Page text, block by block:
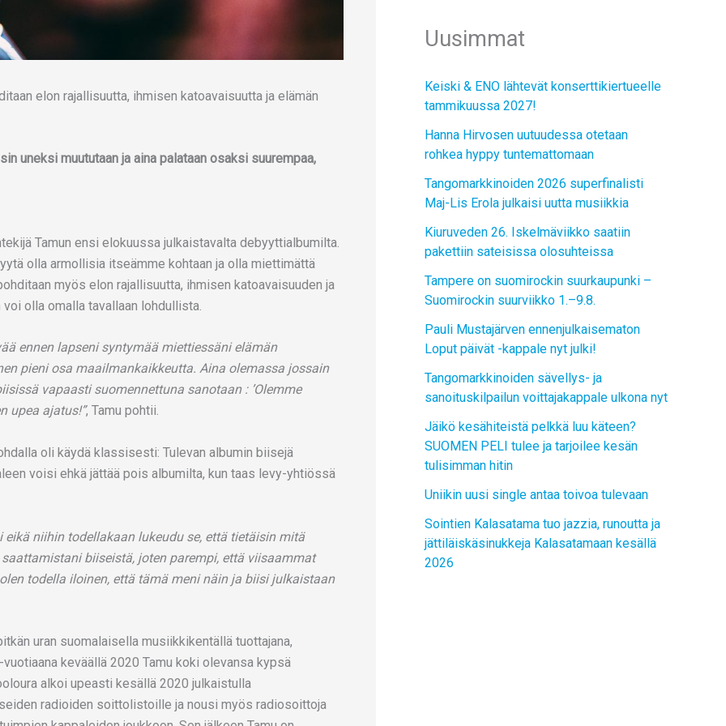
uneksi muututaan ja aina palataan osaksi suurempaa,
Tamun ensi elokuussa julkaistavalta debyyttialbumilta.
olla armollisia itseämme kohtaan ja olla miettimättä
myös elon rajallisuutta, ihmisen katoavaisuuden ja
olla omalla tavallaan lohdullista.
ennen lapseni syntymää miettiessäni elämän
pieni osa maailmankaikkeutta. Aina olemassa jossain
vapaasti suomennettuna sanotaan : ’Olemme
upea ajatus!”, Tamu pohtii.
oli käydä klassisesti: Tulevan albumin biisejä
voisi ehkä jättää pois albumilta, kun taas levy-yhtiössä
niihin todellakaan lukeudu se, että tietäisin mitä
biiseistä, joten parempi, että viisaammat
todella iloinen, että tämä meni näin ja biisi julkaistaan
uran suomalaisella musiikkikentällä tuottajana,
keväällä 2020 Tamu koki olevansa kypsä
alkoi upeasti kesällä 2020 julkaistulla
radioiden soittolistoille ja nousi myös radiosoittoja
Uusimmat
Keiski & ENO lähtevät konserttikiertueelle
tammikuussa 2027!
Hanna Hirvosen uutuudessa otetaan
rohkea hyppy tuntemattomaan
Tangomarkkinoiden 2026 superfinalisti
Maj-Lis Erola julkaisi uutta musiikkia
Kiuruveden 26. Iskelmäviikko saatiin
pakettiin sateisissa olosuhteissa
Tampere on suomirockin suurkaupunki –
Suomirockin suurviikko 1.–9.8.
Pauli Mustajärven ennenjulkaisematon
Loput päivät -kappale nyt julki!
Tangomarkkinoiden sävellys- ja
sanoituskilpailun voittajakappale ulkona nyt
Jäikö kesähiteistä pelkkä luu käteen?
SUOMEN PELI tulee ja tarjoilee kesän
tulisimman hitin
Uniikin uusi single antaa toivoa tulevaan
Sointien Kalasatama tuo jazzia, runoutta ja
jättiläiskäsinukkeja Kalasatamaan kesällä
2026